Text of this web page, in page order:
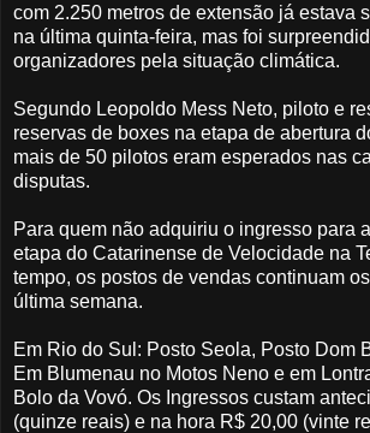
com 2.250 metros de extensão já estava
na última quinta-feira, mas foi
organizadores pela situação climática.
Segundo Leopoldo Mess Neto, piloto e
reservas de boxes na etapa de abertura
mais de 50 pilotos eram esperados nas
disputas.
Para quem não adquiriu o ingresso para
etapa do Catarinense de Velocidade na
tempo, os postos de vendas continuam
última semana.
Em Rio do Sul: Posto Seola, Posto Dom
Em Blumenau no Motos Neno e em
Bolo da Vovó. Os Ingressos custam
(quinze reais) e na hora R$ 20,00 (vinte